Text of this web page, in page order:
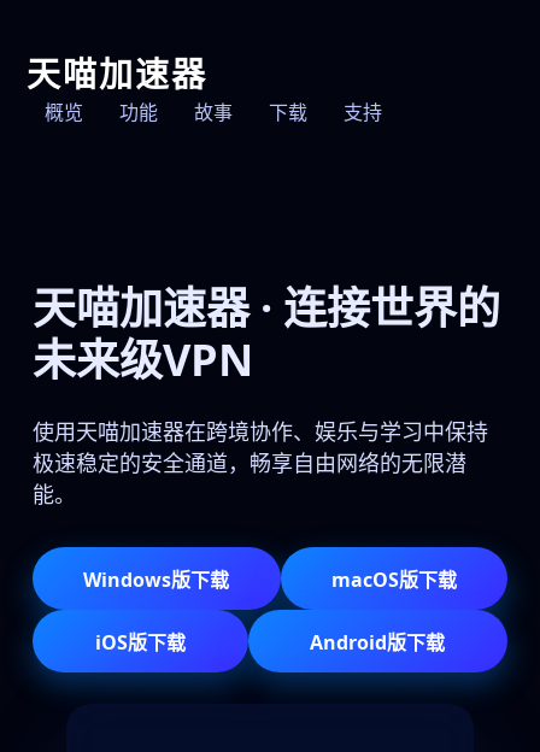
天喵加速器
概览 功能 故事 下载 支持
天喵加速器 · 连接世界的
未来级VPN
使用天喵加速器在跨境协作、娱乐与学习中保持
极速稳定的安全通道，畅享自由网络的无限潜
能。
Windows版下载 macOS版下载
iOS版下载 Android版下载